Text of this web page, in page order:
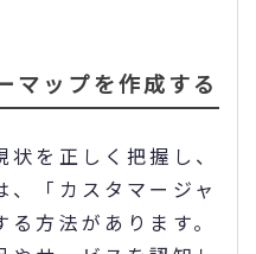
マップを作成する
を正しく把握し、
「カスタマージャ
方法があります。